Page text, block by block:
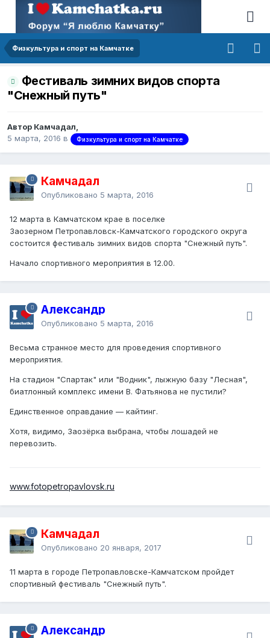
Физкультура и спорт на Камчатке
Фестиваль зимних видов спорта
"Снежный путь"
Автор Камчадал,
5 марта, 2016 в Физкультура и спорт на Камчатке
Камчадал
Опубликовано 5 марта, 2016
12 марта в Камчатском крае в поселке
Заозерном Петропавловск-Камчатского городского округа
состоится фестиваль зимних видов спорта "Снежный путь".
Начало спортивного мероприятия в 12.00.
Александр
Опубликовано 5 марта, 2016
Весьма странное место для проведения спортивного
мероприятия.
На стадион "Спартак" или "Водник", лыжную базу "Лесная",
биатлонный комплекс имени В. Фатьянова не пустили?
Единственное оправдание — кайтинг.
Хотя, видимо, Заозёрка выбрана, чтобы лошадей не
перевозить.
www.fotopetropavlovsk.ru
Камчадал
Опубликовано 20 января, 2017
11 марта в городе Петропавловске-Камчатском пройдет
спортивный фестиваль "Снежный путь".
Александр